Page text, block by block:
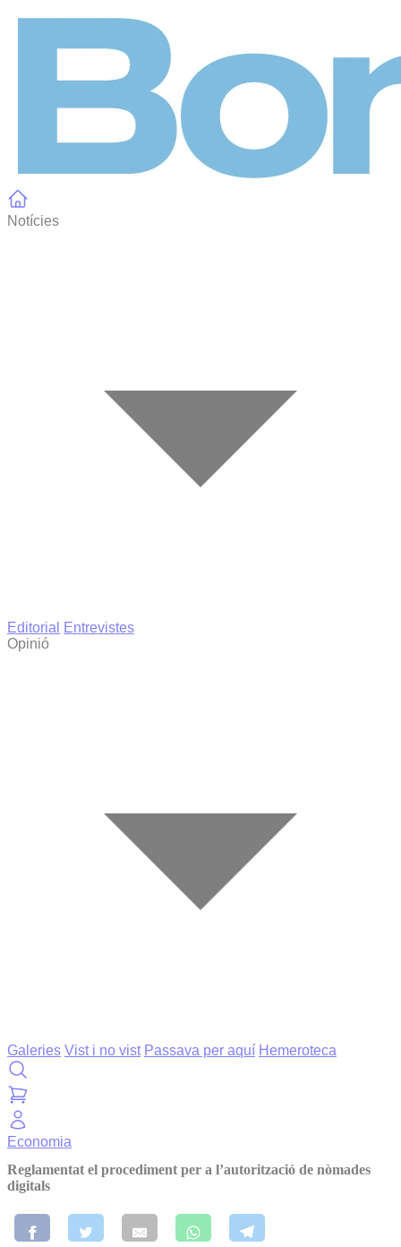
Notícies
Editorial
Entrevistes
Opinió
Galeries Vist i no vist Passava per aquí Hemeroteca
Economia
Reglamentat el procediment per a l’autorització de nòmades
digitals